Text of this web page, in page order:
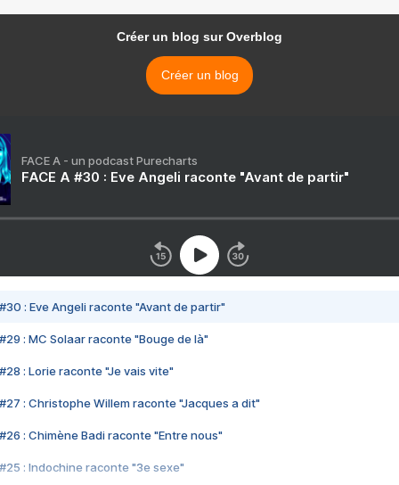
Créer un blog sur Overblog
Créer un blog
FACE A - un podcast Purecharts
FACE A #30 : Eve Angeli raconte "Avant de partir"
#30 : Eve Angeli raconte "Avant de partir"
#29 : MC Solaar raconte "Bouge de là"
#28 : Lorie raconte "Je vais vite"
#27 : Christophe Willem raconte "Jacques a dit"
#26 : Chimène Badi raconte "Entre nous"
#25 : Indochine raconte "3e sexe"